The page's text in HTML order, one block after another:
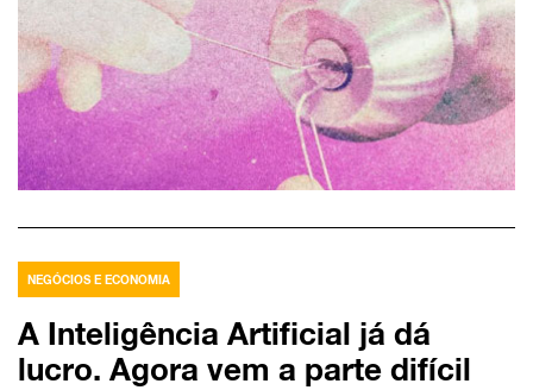
NEGÓCIOS E ECONOMIA
A Inteligência Artificial já dá
lucro. Agora vem a parte difícil